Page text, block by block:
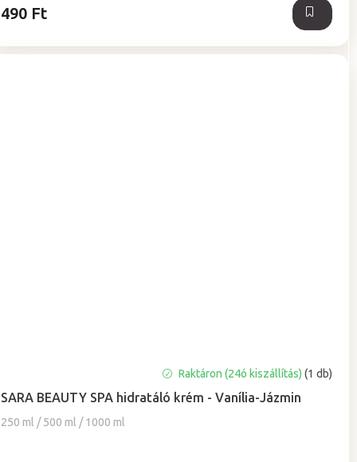
490 Ft
SARA BEAUTY SPA hidratáló krém - Vanília-Jázmin
250 ml / 500 ml / 1000 ml
átlagos
értékelése
Raktáron (24ó kiszállítás)(1 db)